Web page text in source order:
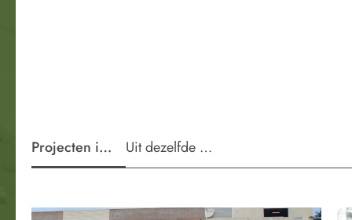
Projecten in de wijkUit dezelfde periode